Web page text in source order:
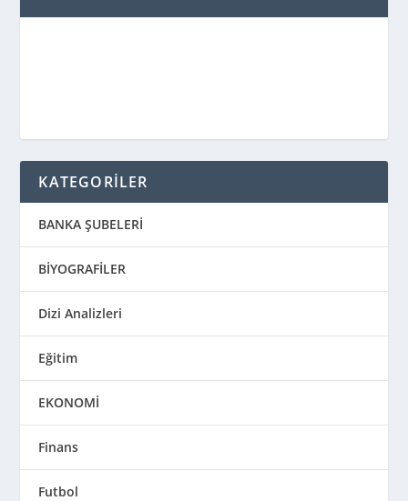
KATEGORİLER
BANKA ŞUBELERİ
BİYOGRAFİLER
Dizi Analizleri
Eğitim
EKONOMİ
Finans
Futbol